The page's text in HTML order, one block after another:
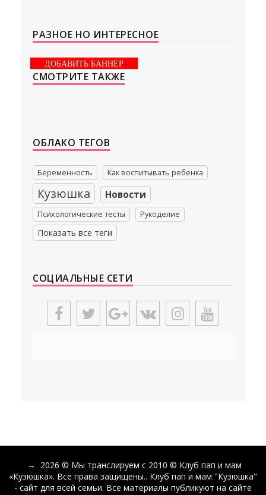
-- Идите уверенно по направлению к мечте. Живите той
жизнью, которую вы сами себе придумали.
-- Самое большое богатство — это ум. Самая большая нищета
— глупость. Из всех страхов самый пугающий —
самолюбование.
РАЗНОЕ НО ИНТЕРЕСНОЕ
ДОБАВИТЬ БАННЕР
СМОТРИТЕ ТАКЖЕ
ОБЛАКО ТЕГОВ
Беременность Как воспитывать ребенка
Кузюшка Новости
Психологические тесты Рукоделие
Показать все теги
СОЦИАЛЬНЫЕ СЕТИ
→ 2026 © Мы транслируем с 2010 © Клуб пап и мам
«Кузюшка». Все права защищены.. Клуб пап и мам "Кузюшка"
- сайт для всей семьи. Все материалы публикуют на сайте